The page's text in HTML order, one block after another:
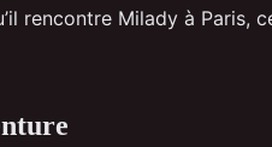
rencontre Milady à Paris,